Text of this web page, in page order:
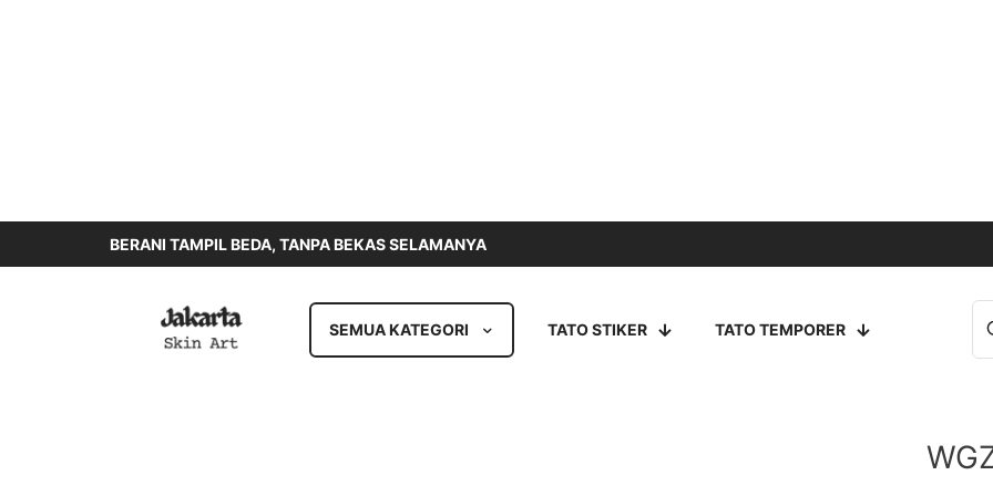
BERANI TAMPIL BEDA, TANPA BEKAS SELAMANYA
SEMUA KATEGORI TATO STIKER TATO TEMPORER